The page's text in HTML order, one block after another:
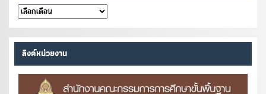
คลัง
หนังสือ
ลิงค์หน่วยงาน